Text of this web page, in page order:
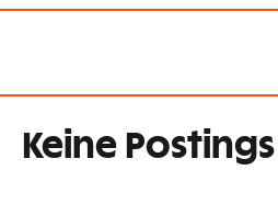
Keine Postings